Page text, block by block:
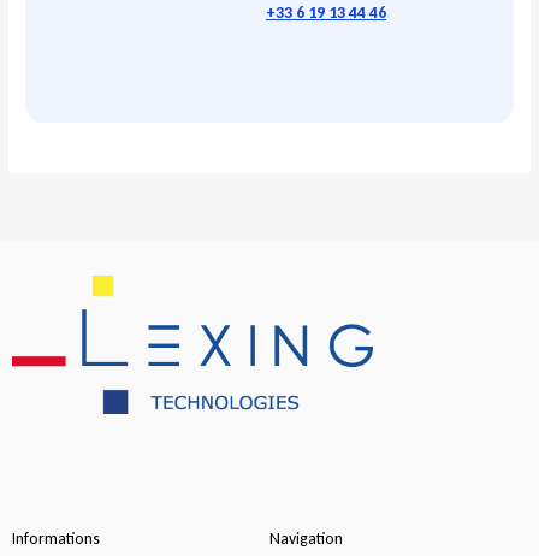
+33 6 19 13 44 46
Informations Navigation